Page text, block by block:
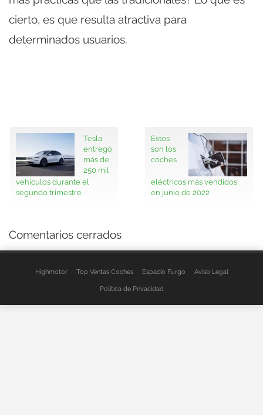
cierto, es que resulta atractiva para
determinados usuarios.
Tesla
entregó
más de
250 mil
vehículos durante el
segundo trimestre
Estos
son los
coches
eléctricos más vendidos
en junio de 2022
Comentarios cerrados
Highmotor Top Ventas Coches Espacio Furgo Aviso Legal
Política de Privacidad